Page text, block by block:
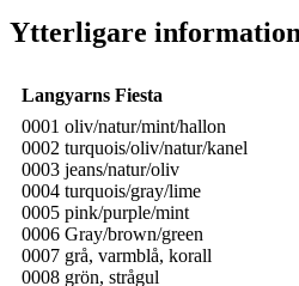
Ytterligare information
Langyarns Fiesta
0001 oliv/natur/mint/hallon
0002 turquois/oliv/natur/kanel
0003 jeans/natur/oliv
0004 turquois/gray/lime
0005 pink/purple/mint
0006 Gray/brown/green
0007 grå, varmblå, korall
0008 grön, strågul